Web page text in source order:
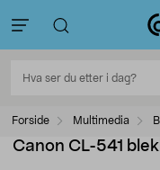
Forside Multimedia
Canon CL-541